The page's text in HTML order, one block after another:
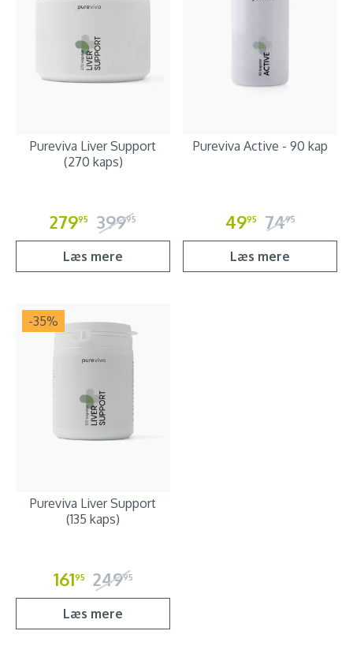
Pureviva Liver Support
(270 kaps)
27995 39995
Læs mere
Pureviva Active - 90 kap
4995 7495
Læs mere
-35%
Pureviva Liver Support
(135 kaps)
16195 24995
Læs mere